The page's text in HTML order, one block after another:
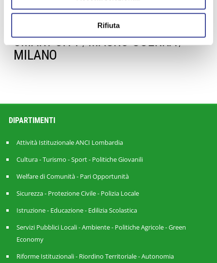
Rifiuta
IFEL,TERREMOTO,SINDACATI,
CATASTO,
SMART CITY,MAURO GUERRA,
MILANO
DIPARTIMENTI
Attività Istituzionale ANCI Lombardia
Cultura - Turismo - Sport - Politiche Giovanili
Welfare di Comunità - Pari Opportunità
Sicurezza - Protezione Civile - Polizia Locale
Istruzione - Educazione - Edilizia Scolastica
Servizi Pubblici Locali - Ambiente - Politiche Agricole - Green
Economy
Riforme Istituzionali - Riordino Territoriale - Autonomia